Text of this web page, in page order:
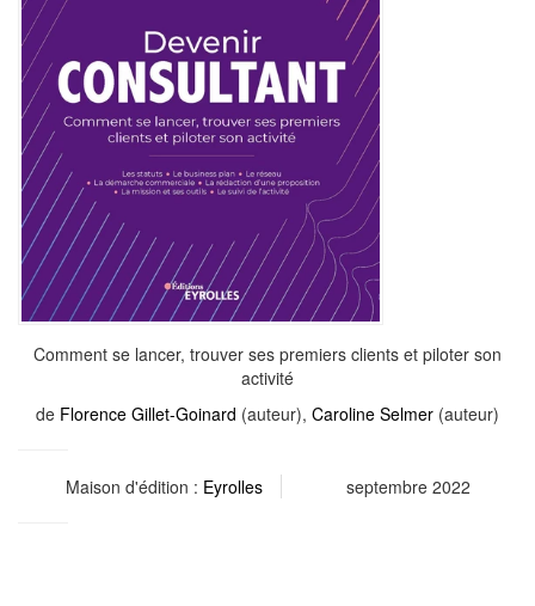
Comment se lancer, trouver ses premiers clients et piloter son
activité
de Florence Gillet-Goinard (auteur), Caroline Selmer (auteur)
Maison d'édition : Eyrolles septembre 2022